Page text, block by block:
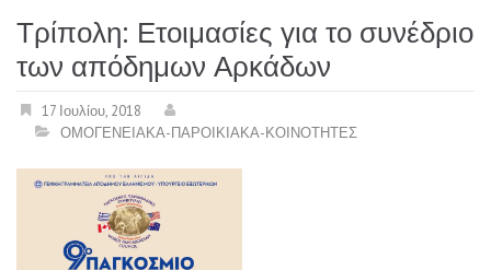
Τρίπολη: Ετοιμασίες για το συνέδριο
των απόδημων Αρκάδων
17 Ιουλίου, 2018
ΟΜΟΓΕΝΕΙΑΚΑ-ΠΑΡΟΙΚΙΑΚΑ-ΚΟΙΝΟΤΗΤΕΣ